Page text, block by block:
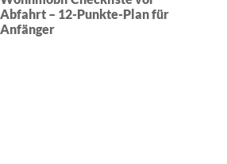
Abfahrt – 12-Punkte-Plan für
Anfänger